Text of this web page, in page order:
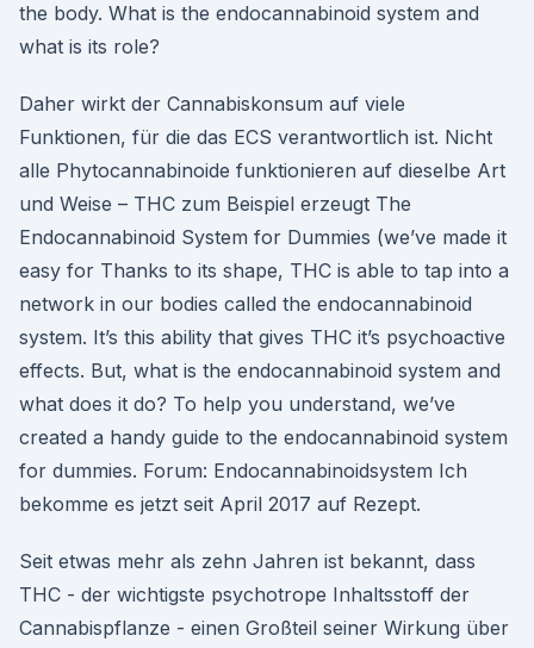
the body. What is the endocannabinoid system and
what is its role?
Daher wirkt der Cannabiskonsum auf viele
Funktionen, für die das ECS verantwortlich ist. Nicht
alle Phytocannabinoide funktionieren auf dieselbe Art
und Weise – THC zum Beispiel erzeugt The
Endocannabinoid System for Dummies (we’ve made it
easy for Thanks to its shape, THC is able to tap into a
network in our bodies called the endocannabinoid
system. It’s this ability that gives THC it’s psychoactive
effects. But, what is the endocannabinoid system and
what does it do? To help you understand, we’ve
created a handy guide to the endocannabinoid system
for dummies. Forum: Endocannabinoidsystem Ich
bekomme es jetzt seit April 2017 auf Rezept.
Seit etwas mehr als zehn Jahren ist bekannt, dass
THC - der wichtigste psychotrope Inhaltsstoff der
Cannabispflanze - einen Großteil seiner Wirkung über